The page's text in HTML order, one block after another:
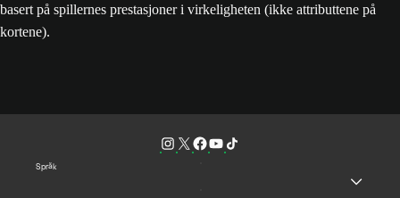
basert på spillernes prestasjoner i virkeligheten (ikke attributtene på
kortene).
Språk